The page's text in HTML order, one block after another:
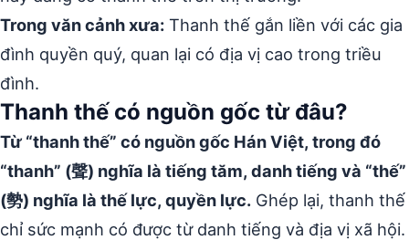
Trong văn cảnh xưa: Thanh thế gắn liền với các gia
đình quyền quý, quan lại có địa vị cao trong triều
đình.
Thanh thế có nguồn gốc từ đâu?
Từ “thanh thế” có nguồn gốc Hán Việt, trong đó
“thanh” (聲) nghĩa là tiếng tăm, danh tiếng và “thế”
(勢) nghĩa là thế lực, quyền lực. Ghép lại, thanh thế
chỉ sức mạnh có được từ danh tiếng và địa vị xã hội.